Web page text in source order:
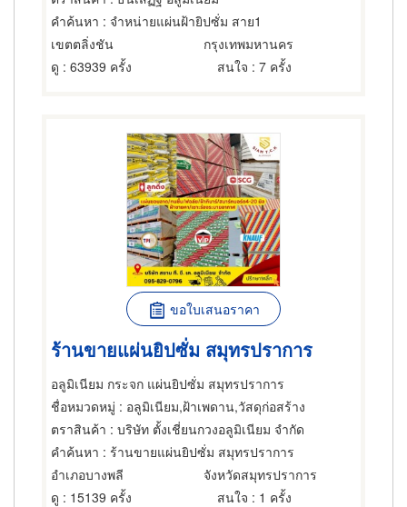
คำค้นหา : จำหน่ายแผ่นฝ้ายิปซั่ม สาย1
เขตตลิ่งชัน
กรุงเทพมหานคร
ดู : 63939 ครั้ง สนใจ : 7 ครั้ง
ขอใบเสนอราคา
ร้านขายแผ่นยิปซั่ม สมุทรปราการ
อลูมิเนียม กระจก แผ่นยิปซั่ม สมุทรปราการ
ชื่อหมวดหมู่ : อลูมิเนียม,ฝ้าเพดาน,วัสดุก่อสร้าง
ตราสินค้า : บริษัท ตั้งเชี่ยนกวงอลูมิเนียม จำกัด
คำค้นหา : ร้านขายแผ่นยิปซั่ม สมุทรปราการ
อำเภอบางพลี
จังหวัดสมุทรปราการ
ดู : 15139 ครั้ง สนใจ : 1 ครั้ง